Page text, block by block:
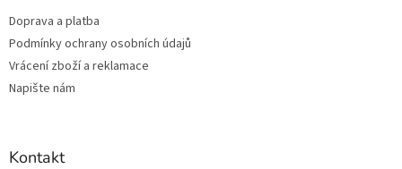
Doprava a platba
Podmínky ochrany osobních údajů
Vrácení zboží a reklamace
Napište nám
Kontakt